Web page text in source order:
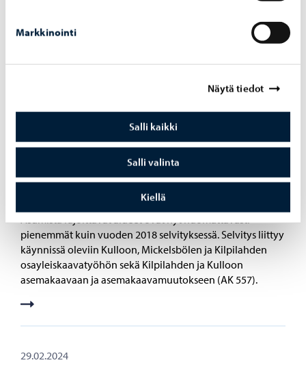
Markkinointi
Näytä tiedot
Salli kaikki
Salli valinta
Kiellä
Lautakunta haluaa […]
29.02.2024
Kilpilahden suojavyöhykkeisiin tulossa
tarkistuksia – asumista rajoittavat alueet
huomattavasti aiempaa pienemmät
maankäytön suunnittelussa -selvitys on päivitetty.
pienemmät kuin vuoden 2018 selvityksessä. Selvitys liittyy
käynnissä oleviin Kulloon, Mickelsbölen ja Kilpilahden
osayleiskaavatyöhön sekä Kilpilahden ja Kulloon
asemakaavaan ja asemakaavamuutokseen (AK 557).
29.02.2024